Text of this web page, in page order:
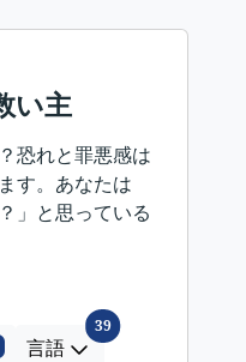
い主
恐れと罪悪感は
す。あなたは
」と思っている
言語
39言語